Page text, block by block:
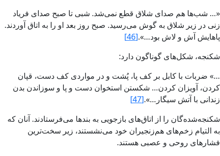
«… شب‌ها هم صداى شلاق قطع نمى‌شد. شبى تا صبح صداى فرياد
زنى در زير شلاق به گوش‏ مى‌رسيد. صبح روز بعد او را به اتاق آوردند.
پاهايش‏ آش‏ و لاش‏ بود…».[46]
شکنجه‌، شکل‌هاى گوناگون دارد‌:
…» ضربات با کابل بر کف پا، پُشت و در مواردى کف دست، قپان
کردن، آويزان کردن… شکستن استخوان دست و پا و سوزاندن بدن
زندانى با آتش‏ سيگار…».[47]
شکنجه‌شده‌گان را از اتاق‌هاى بازجويى به بندها مى‌فرستادند. آنان که
به التيام زخم‌هاى هم‌زنجيران خود می‌نشستند، زير سخت‌ترين
فشارهاى روحى و عصبى هستند.